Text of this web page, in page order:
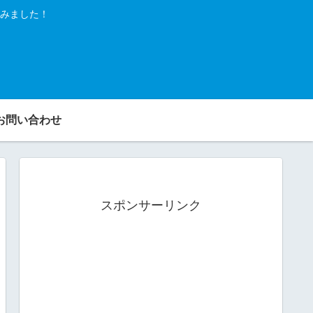
ました！
問い合わせ
スポンサーリンク